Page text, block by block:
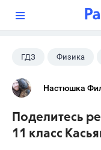
ГДЗ Физика
Настюшка
Поделитесь
11 класс